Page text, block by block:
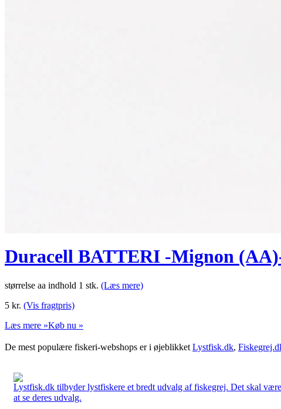
Duracell BATTERI -Mignon
størrelse aa indhold 1 stk. (Læs mere)
5 kr. (Vis fragtpris)
Læs mere »Køb nu »
De mest populære fiskeri-webshops er i øjeblikket Lystfisk.dk,
Lystfisk.dk tilbyder lystfiskere et bredt udvalg af fiskegrej. Det skal
at se deres udvalg.